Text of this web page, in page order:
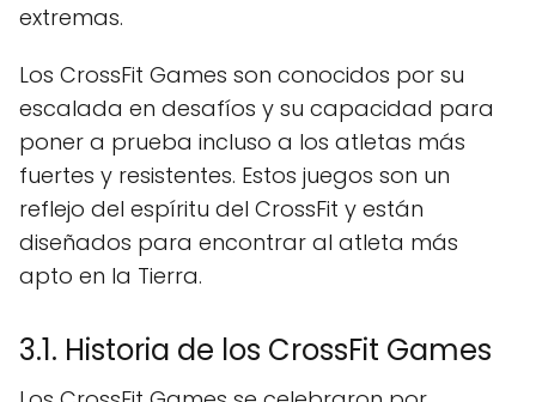
extremas.
Los CrossFit Games son conocidos por su
escalada en desafíos y su capacidad para
poner a prueba incluso a los atletas más
fuertes y resistentes. Estos juegos son un
reflejo del espíritu del CrossFit y están
diseñados para encontrar al atleta más
apto en la Tierra.
3.1. Historia de los CrossFit Games